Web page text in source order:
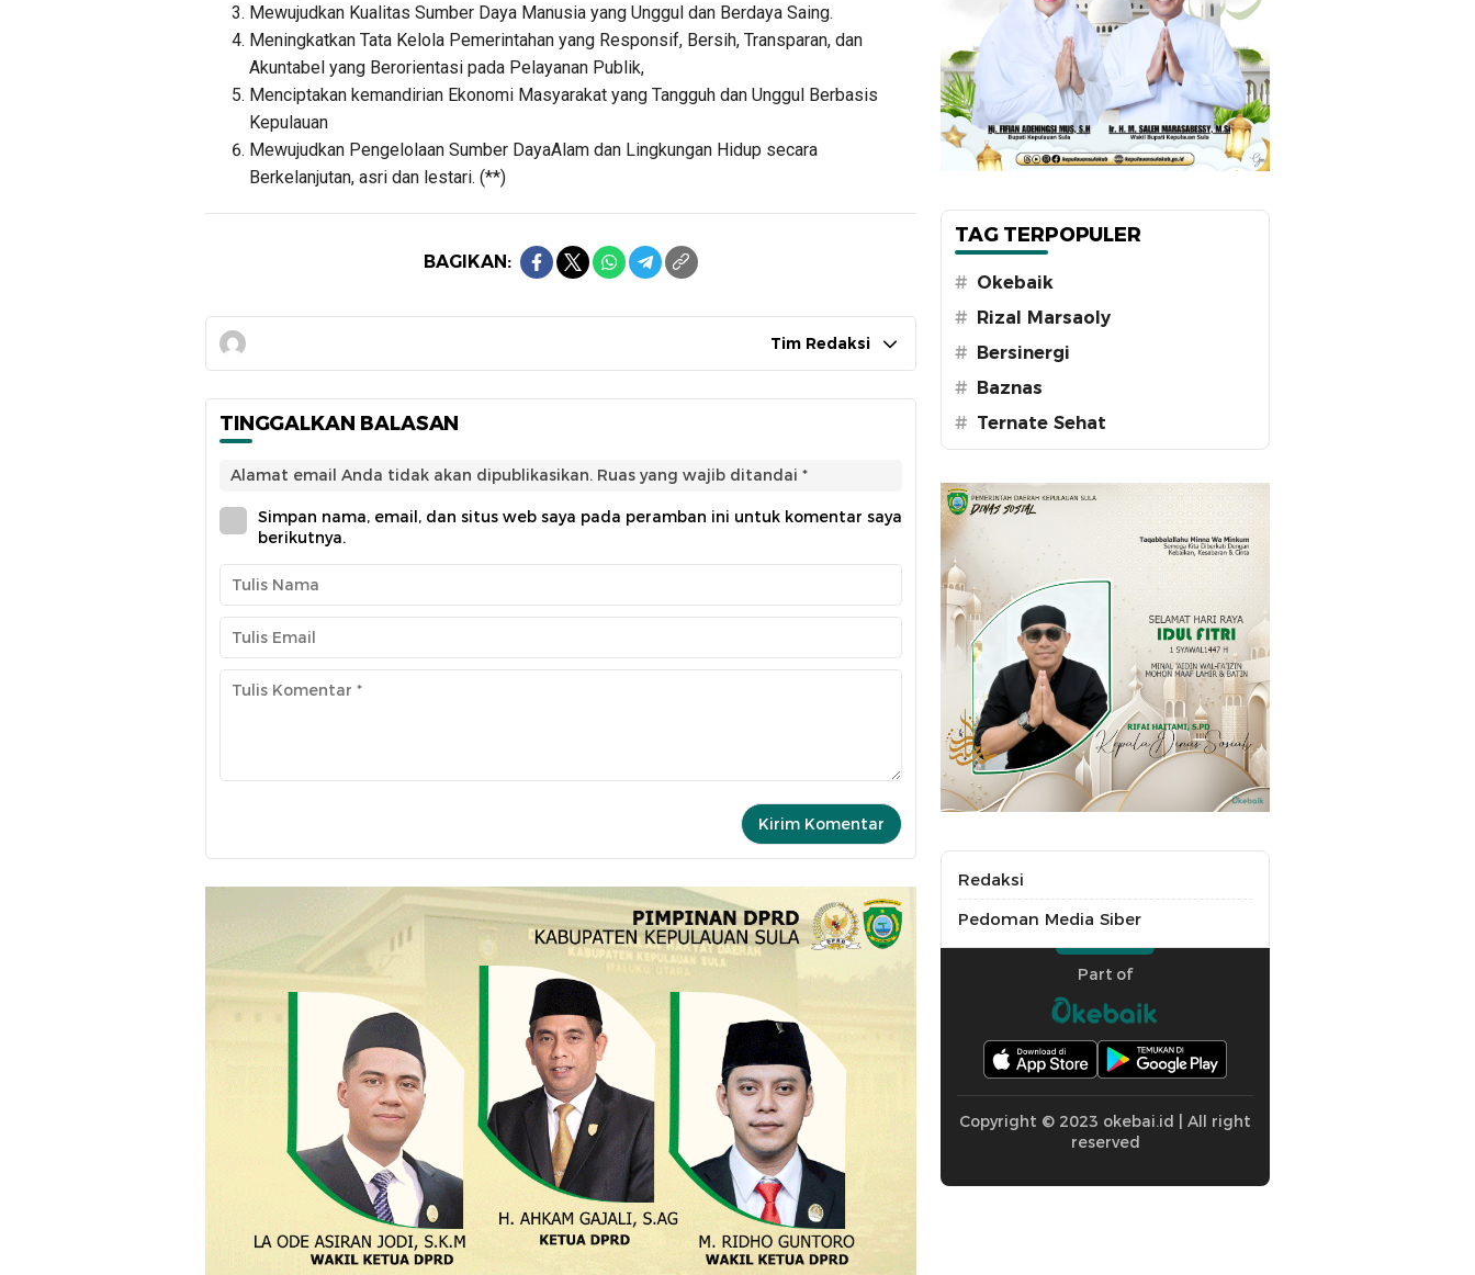
Mewujudkan Kualitas Sumber Daya Manusia yang Unggul dan Berdaya Saing.
Meningkatkan Tata Kelola Pemerintahan yang Responsif, Bersih, Transparan, dan
Akuntabel yang Berorientasi pada Pelayanan Publik,
Menciptakan kemandirian Ekonomi Masyarakat yang Tangguh dan Unggul Berbasis
Kepulauan
Mewujudkan Pengelolaan Sumber DayaAlam dan Lingkungan Hidup secara
Berkelanjutan, asri dan lestari. (**)
BAGIKAN:
Tim Redaksi
TINGGALKAN BALASAN
Alamat email Anda tidak akan dipublikasikan. Ruas yang wajib ditandai *
Simpan nama, email, dan situs web saya pada peramban ini untuk komentar saya
berikutnya.
TAG TERPOPULER
# Okebaik
# Rizal Marsaoly
# Bersinergi
# Baznas
# Ternate Sehat
Redaksi
Pedoman Media Siber
Part of
Copyright © 2023 okebai.id | All right
reserved